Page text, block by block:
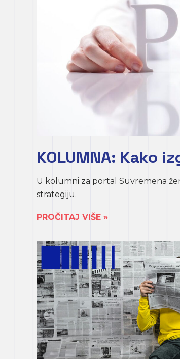
KOLUMNA: Kako
U kolumni za portal Suvremena
strategiju.
PROČITAJ VIŠE »